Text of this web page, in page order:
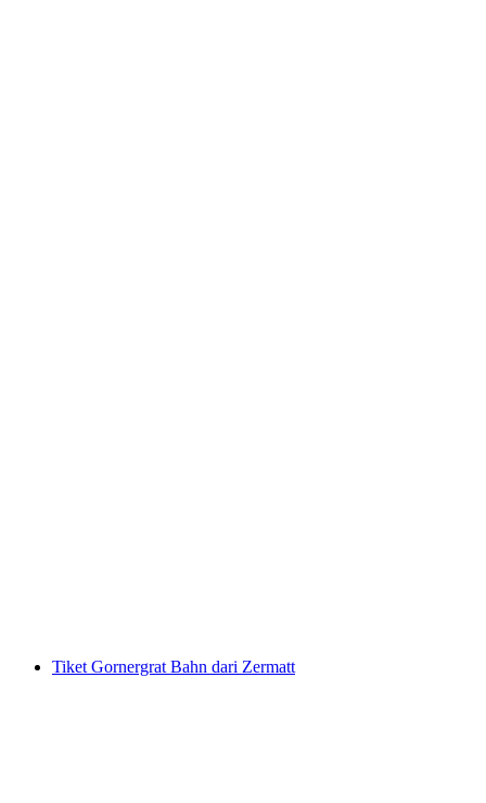
Tiket Gornergrat Bahn dari Zermatt